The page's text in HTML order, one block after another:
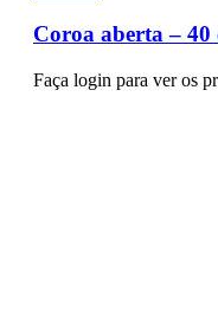
Coroa aberta – 40
Faça login para ver os